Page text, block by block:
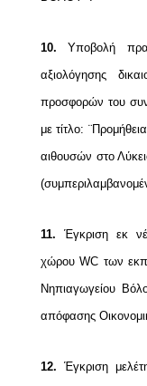
10.
Υποβολή
αξιολόγησης
προσφορών του
με τίτλο:
αιθουσών στο
11.
Έγκριση εκ
χώρου WC των
Νηπιαγωγείου
απόφασης
12. Έγκριση